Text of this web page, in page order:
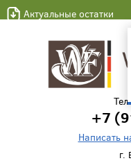
Актуальные остатки
+7
Написать
г.